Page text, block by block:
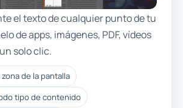
el texto de cualquier punto de tu
de apps, imágenes, PDF, vídeos
solo clic.
de la pantalla
tipo de contenido